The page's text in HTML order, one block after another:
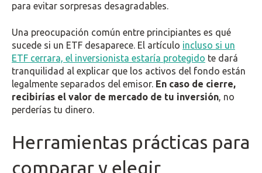
para evitar sorpresas desagradables.
Una preocupación común entre principiantes es qué
sucede si un ETF desaparece. El artículo incluso si un
ETF cerrara, el inversionista estaría protegido te dará
tranquilidad al explicar que los activos del fondo están
legalmente separados del emisor. En caso de cierre,
recibirías el valor de mercado de tu inversión, no
perderías tu dinero.
Herramientas prácticas para
comparar y elegir